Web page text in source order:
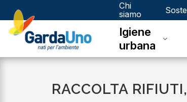
Gardauno
Spa
Chi
siamo
Igiene
urbana
RACCOLTA